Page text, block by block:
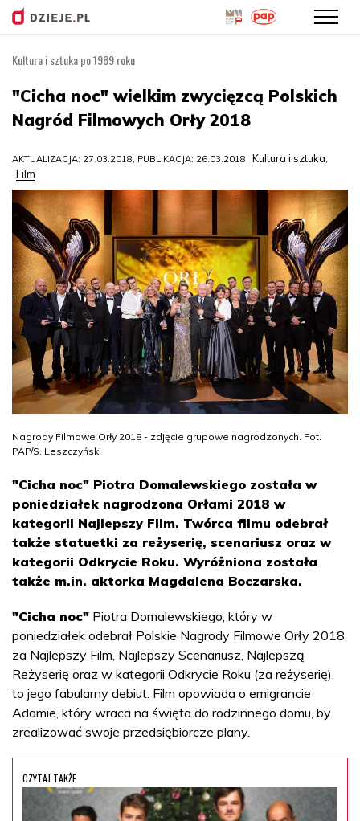
treści
Kultura i sztuka po 1989 roku
"Cicha noc" wielkim zwycięzcą Polskich
Nagród Filmowych Orły 2018
AKTUALIZACJA: 27.03.2018, PUBLIKACJA: 26.03.2018 Kultura i sztuka,
Film
Nagrody Filmowe Orły 2018 - zdjęcie grupowe nagrodzonych. Fot.
PAP/S. Leszczyński
"Cicha noc" Piotra Domalewskiego została w
poniedziałek nagrodzona Orłami 2018 w
kategorii Najlepszy Film. Twórca filmu odebrał
także statuetki za reżyserię, scenariusz oraz w
kategorii Odkrycie Roku. Wyróżniona została
także m.in. aktorka Magdalena Boczarska.
"Cicha noc" Piotra Domalewskiego, który w
poniedziałek odebrał Polskie Nagrody Filmowe Orły 2018
za Najlepszy Film, Najlepszy Scenariusz, Najlepszą
Reżyserię oraz w kategorii Odkrycie Roku (za reżyserię),
to jego fabularny debiut. Film opowiada o emigrancie
Adamie, który wraca na święta do rodzinnego domu, by
zrealizować swoje przedsiębiorcze plany.
CZYTAJ TAKŻE